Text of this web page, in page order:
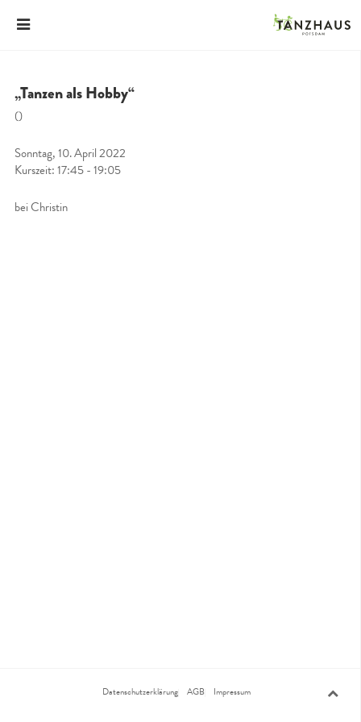
„Tanzen als Hobby“
()
Sonntag, 10. April 2022
Kurszeit: 17:45 - 19:05
bei Christin
Datenschutzerklärung AGB Impressum